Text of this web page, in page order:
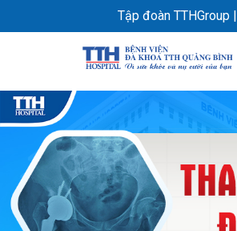
Tập đoàn TTHGroup |